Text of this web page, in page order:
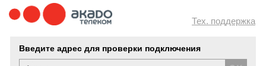
Тех. поддержка
Введите адрес для проверки подключения